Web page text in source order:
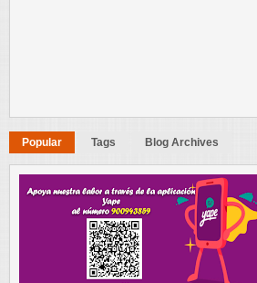
Popular Tags Blog Archives